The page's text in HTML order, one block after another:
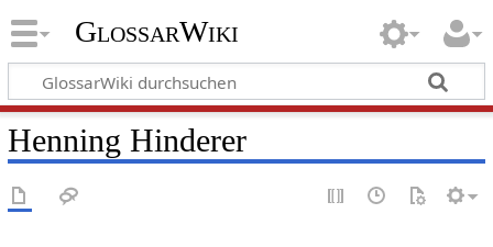
GlossarWiki
Henning Hinderer